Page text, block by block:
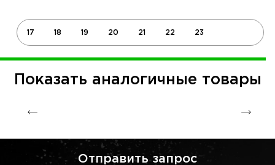
17 18 19 20 21 22 23
Показать аналогичные товары
Отправить запрос